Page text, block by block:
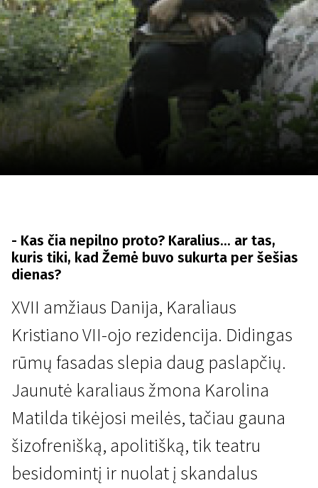
- Kas čia nepilno proto? Karalius... ar tas,
kuris tiki, kad Žemė buvo sukurta per šešias
dienas?
XVII amžiaus Danija, Karaliaus
Kristiano VII-ojo rezidencija. Didingas
rūmų fasadas slepia daug paslapčių.
Jaunutė karaliaus žmona Karolina
Matilda tikėjosi meilės, tačiau gauna
šizofrenišką, apolitišką, tik teatru
besidomintį ir nuolat į skandalus